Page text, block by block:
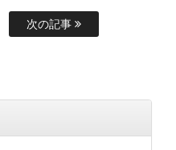
次の記事